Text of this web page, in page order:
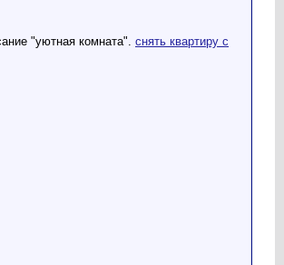
"уютная комната". снять квартиру с